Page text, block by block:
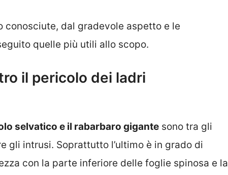
conosciute, dal gradevole aspetto e le
quelle più utili allo scopo.
il pericolo dei ladri
selvatico e il rabarbaro gigante sono tra gli
gli intrusi. Soprattutto l’ultimo è in grado di
con la parte inferiore delle foglie spinosa e la